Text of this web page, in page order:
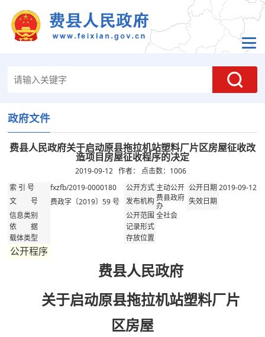
政府文件
费县人民政府关于启动原县拖拉机站塑料厂片区房屋征收改
造项目房屋征收程序的决定
2019-09-12 作者： 点击数： 1006
索 引 号 fxzfb/2019-0000180 公开方式 主动公开 公开日期2019-09-12
文 号 费政字〔2019〕59 号 发布机构费县政府
办
失效日期
信息类别
公开范围全社会
依 据
记录形式
载体类型
存放位置
公开程序
费县人民政府
关于启动原县拖拉机站塑料厂片
区房屋